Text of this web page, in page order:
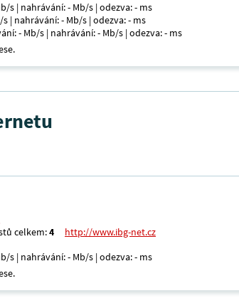
s | nahrávání: - Mb/s | odezva: - ms
| nahrávání: - Mb/s | odezva: - ms
- Mb/s | nahrávání: - Mb/s | odezva: - ms
celkem:4
http://www.ibg-net.cz
s | nahrávání: - Mb/s | odezva: - ms